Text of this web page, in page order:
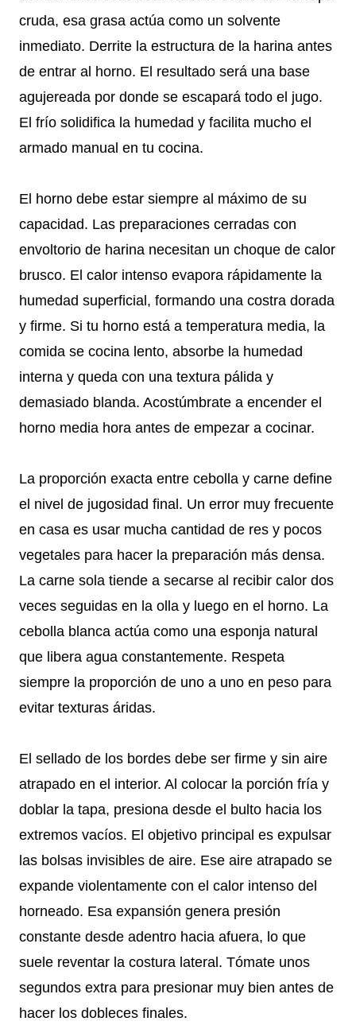
cruda, esa grasa actúa como un solvente
inmediato. Derrite la estructura de la harina antes
de entrar al horno. El resultado será una base
agujereada por donde se escapará todo el jugo.
El frío solidifica la humedad y facilita mucho el
armado manual en tu cocina.
El horno debe estar siempre al máximo de su
capacidad. Las preparaciones cerradas con
envoltorio de harina necesitan un choque de calor
brusco. El calor intenso evapora rápidamente la
humedad superficial, formando una costra dorada
y firme. Si tu horno está a temperatura media, la
comida se cocina lento, absorbe la humedad
interna y queda con una textura pálida y
demasiado blanda. Acostúmbrate a encender el
horno media hora antes de empezar a cocinar.
La proporción exacta entre cebolla y carne define
el nivel de jugosidad final. Un error muy frecuente
en casa es usar mucha cantidad de res y pocos
vegetales para hacer la preparación más densa.
La carne sola tiende a secarse al recibir calor dos
veces seguidas en la olla y luego en el horno. La
cebolla blanca actúa como una esponja natural
que libera agua constantemente. Respeta
siempre la proporción de uno a uno en peso para
evitar texturas áridas.
El sellado de los bordes debe ser firme y sin aire
atrapado en el interior. Al colocar la porción fría y
doblar la tapa, presiona desde el bulto hacia los
extremos vacíos. El objetivo principal es expulsar
las bolsas invisibles de aire. Ese aire atrapado se
expande violentamente con el calor intenso del
horneado. Esa expansión genera presión
constante desde adentro hacia afuera, lo que
suele reventar la costura lateral. Tómate unos
segundos extra para presionar muy bien antes de
hacer los dobleces finales.